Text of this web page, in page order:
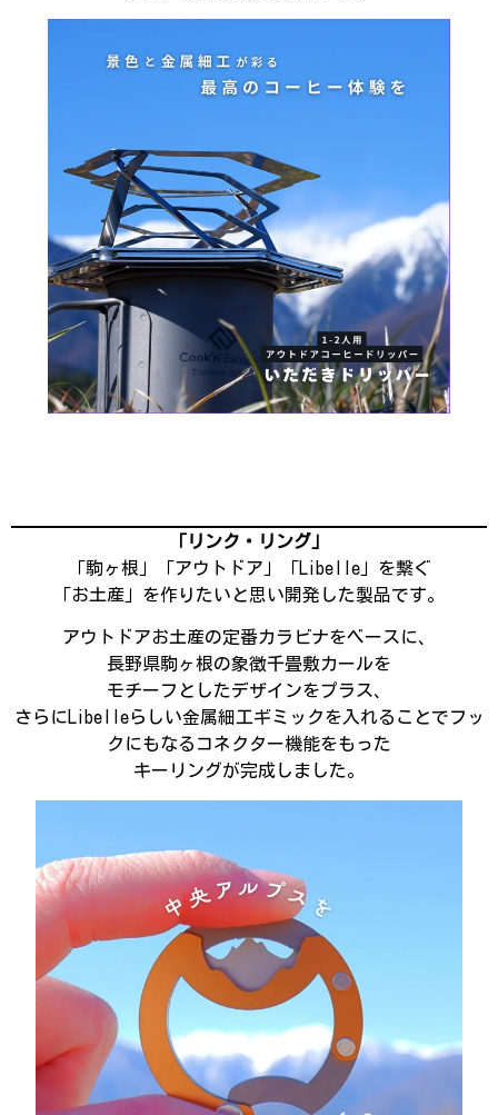
「リンク・リング」
「駒ヶ根」「アウトドア」「Libelle」を繋ぐ
「お土産」を作りたいと思い開発した製品です。
アウトドアお土産の定番カラビナをベースに、
長野県駒ヶ根の象徴千畳敷カールを
モチーフとしたデザインをプラス、
さらにLibelleらしい金属細工ギミックを入れることでフッ
クにもなるコネクター機能をもった
キーリングが完成しました。